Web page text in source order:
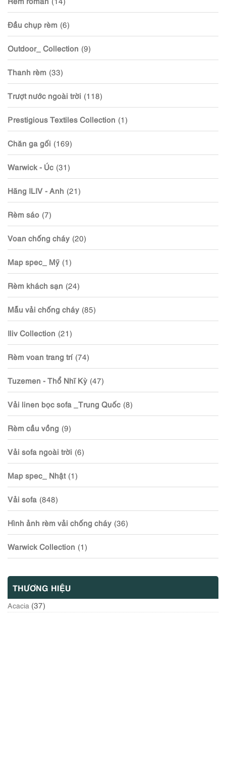
Đầu chụp rèm (6)
Outdoor_ Collection (9)
Thanh rèm (33)
Trượt nước ngoài trời (118)
Prestigious Textiles Collection (1)
Chăn ga gối (169)
Warwick - Úc (31)
Hãng ILIV - Anh (21)
Rèm sáo (7)
Voan chống cháy (20)
Map spec_ Mỹ (1)
Rèm khách sạn (24)
Mẫu vải chống cháy (85)
Iliv Collection (21)
Rèm voan trang trí (74)
Tuzemen - Thổ Nhĩ Kỳ (47)
Vải linen bọc sofa _Trung Quốc (8)
Rèm cầu vồng (9)
Vải sofa ngoài trời (6)
Map spec_ Nhật (1)
Vải sofa (848)
Hình ảnh rèm vải chống cháy (36)
Warwick Collection (1)
THƯƠNG HIỆU
Acacia (37)